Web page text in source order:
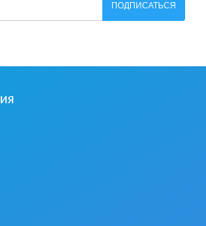
ПОДПИСАТЬСЯ